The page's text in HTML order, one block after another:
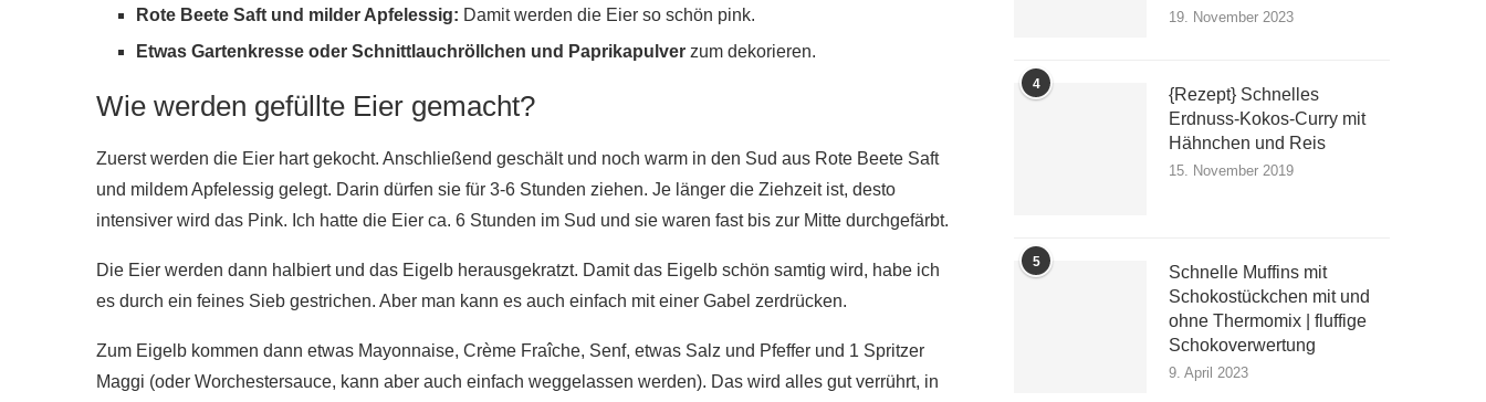
Rote Beete Saft und milder Apfelessig: Damit werden die Eier so schön pink.
Etwas Gartenkresse oder Schnittlauchröllchen und Paprikapulver zum dekorieren.
Wie werden gefüllte Eier gemacht?
Zuerst werden die Eier hart gekocht. Anschließend geschält und noch warm in den Sud aus Rote Beete Saft
und mildem Apfelessig gelegt. Darin dürfen sie für 3-6 Stunden ziehen. Je länger die Ziehzeit ist, desto
intensiver wird das Pink. Ich hatte die Eier ca. 6 Stunden im Sud und sie waren fast bis zur Mitte durchgefärbt.
Die Eier werden dann halbiert und das Eigelb herausgekratzt. Damit das Eigelb schön samtig wird, habe ich
es durch ein feines Sieb gestrichen. Aber man kann es auch einfach mit einer Gabel zerdrücken.
Zum Eigelb kommen dann etwas Mayonnaise, Crème Fraîche, Senf, etwas Salz und Pfeffer und 1 Spritzer
Maggi (oder Worchestersauce, kann aber auch einfach weggelassen werden). Das wird alles gut verrührt, in
19. November 2023
4
{Rezept} Schnelles
Erdnuss-Kokos-Curry mit
Hähnchen und Reis
15. November 2019
5
Schnelle Muffins mit
Schokostückchen mit und
ohne Thermomix | fluffige
Schokoverwertung
9. April 2023